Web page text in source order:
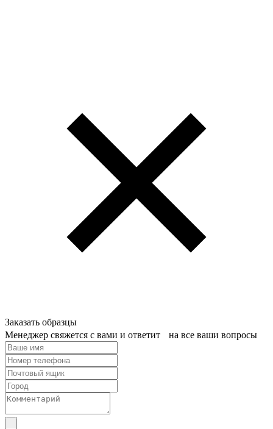
Заказать образцы
Менеджер свяжется с вами и ответит на все ваши вопросы